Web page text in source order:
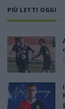
PIÙ LETTI OGGI